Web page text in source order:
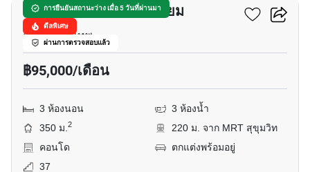
การยืนยันสถานะว่าง เมื่อ 5 วันที่ผ่านมา
ดีลพิเศษ
ผ่านการตรวจสอบแล้ว
วัฒนา ไฮทส์ คอนโดมิเนียม
อโศก, กรุงเทพ
฿95,000/เดือน
3 ห้องนอน
3 ห้องน้ำ
350 ม.2
220 ม. จาก MRT สุขุมวิท
คอนโด
ตกแต่งพร้อมอยู่
37